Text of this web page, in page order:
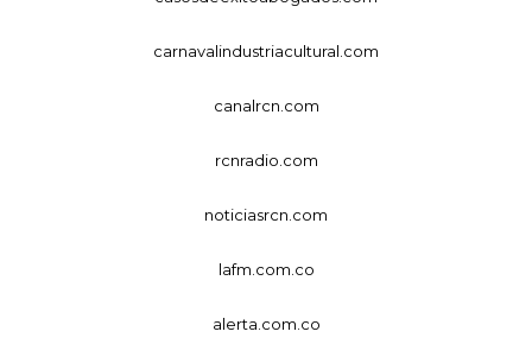
carnavalindustriacultural.com
canalrcn.com
rcnradio.com
noticiasrcn.com
lafm.com.co
alerta.com.co